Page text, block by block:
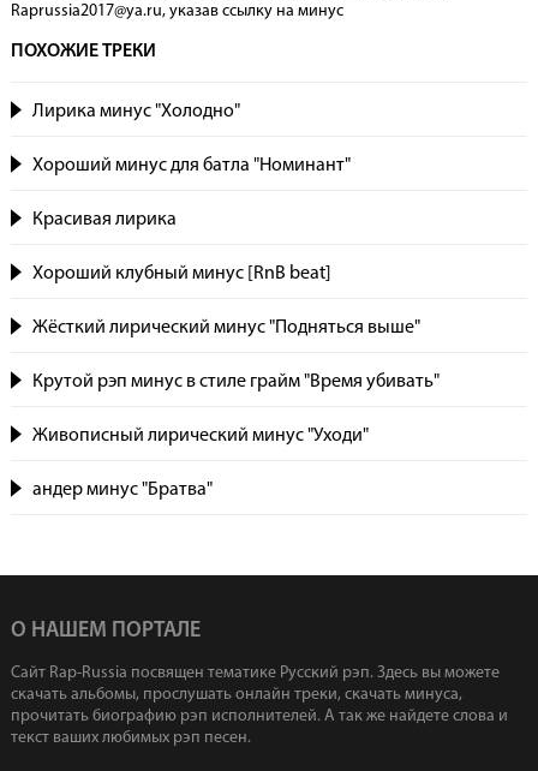
Raprussia2017@ya.ru, указав сcылку на минус
ПОХОЖИЕ ТРЕКИ
Лирика минус "Холодно"
Хороший минус для батла "Номинант"
Красивая лирика
Хороший клубный минус [RnB beat]
Жёсткий лирический минус "Подняться выше"
Крутой рэп минус в стиле грайм "Время убивать"
Живописный лирический минус "Уходи"
андер минус "Братва"
О НАШЕМ ПОРТАЛЕ
Сайт Rap-Russia посвящен тематике Русский рэп. Здесь вы можете
скачать альбомы, прослушать онлайн треки, скачать минуса,
прочитать биографию рэп исполнителей. А так же найдете слова и
текст ваших любимых рэп песен.